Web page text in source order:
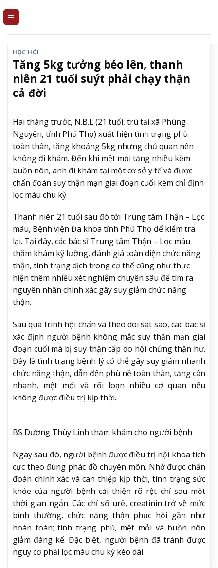
HỌC HỎI
Tăng 5kg tưởng béo lên, thanh
niên 21 tuổi suýt phải chạy thận
cả đời
Hai tháng trước, N.B.L (21 tuổi, trú tại xã Phùng
Nguyên, tỉnh Phú Thọ) xuất hiện tình trạng phù
toàn thân, tăng khoảng 5kg nhưng chủ quan nên
không đi khám. Đến khi mệt mỏi tăng nhiều kèm
buồn nôn, anh đi khám tại một cơ sở y tế và được
chẩn đoán suy thận mạn giai đoạn cuối kèm chỉ định
lọc máu chu kỳ.
Thanh niên 21 tuổi sau đó tới Trung tâm Thận – Lọc
máu, Bệnh viện Đa khoa tỉnh Phú Thọ để kiểm tra
lại. Tại đây, các bác sĩ Trung tâm Thận – Lọc máu
thăm khám kỹ lưỡng, đánh giá toàn diện chức năng
thận, tình trạng dịch trong cơ thể cũng như thực
hiện thêm nhiều xét nghiệm chuyên sâu để tìm ra
nguyên nhân chính xác gây suy giảm chức năng
thận.
Sau quá trình hội chẩn và theo dõi sát sao, các bác sĩ
xác định người bệnh không mắc suy thận mạn giai
đoạn cuối mà bị suy thận cấp do hội chứng thận hư.
Đây là tình trạng bệnh lý có thể gây suy giảm nhanh
chức năng thận, dẫn đến phù nề toàn thân, tăng cân
nhanh, mệt mỏi và rối loạn nhiều cơ quan nếu
không được điều trị kịp thời.
BS Dương Thùy Linh thăm khám cho người bệnh
Ngay sau đó, người bệnh được điều trị nội khoa tích
cực theo đúng phác đồ chuyên môn. Nhờ được chẩn
đoán chính xác và can thiệp kịp thời, tình trạng sức
khỏe của người bệnh cải thiện rõ rệt chỉ sau một
thời gian ngắn. Các chỉ số urê, creatinin trở về mức
bình thường, chức năng thận phục hồi gần như
hoàn toàn; tình trạng phù, mệt mỏi và buồn nôn
giảm đáng kể. Đặc biệt, người bệnh đã tránh được
nguy cơ phải lọc máu chu kỳ kéo dài.